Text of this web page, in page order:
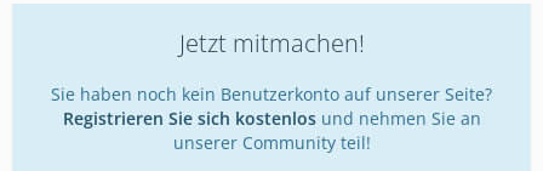
Jetzt mitmachen!
Sie haben noch kein Benutzerkonto auf unserer Seite?
Registrieren Sie sich kostenlosund nehmen Sie an
unserer Community teil!